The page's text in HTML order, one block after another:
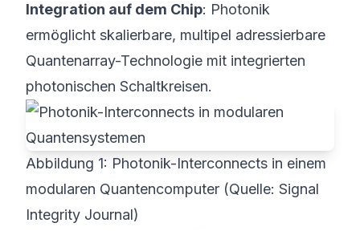
Integration auf dem Chip: Photonik
ermöglicht skalierbare, multipel adressierbare
Quantenarray-Technologie mit integrierten
photonischen Schaltkreisen.
Abbildung 1: Photonik-Interconnects in einem
modularen Quantencomputer (Quelle: Signal
Integrity Journal)